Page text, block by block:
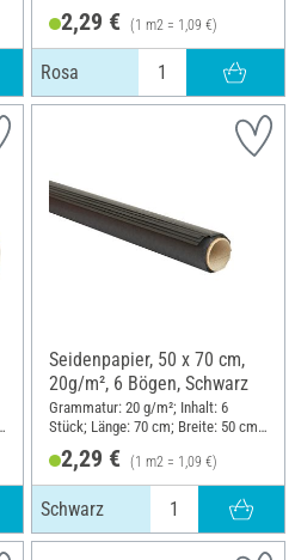
2,29 € (1 m2 = 1,09 €)
Rosa
Seidenpapier, 50 x 70 cm,
20g/m², 6 Bögen, Schwarz
Grammatur: 20 g/m²; Inhalt: 6
Stück; Länge: 70 cm; Breite: 50 cm;
2,29 € (1 m2 = 1,09 €)
Schwarz